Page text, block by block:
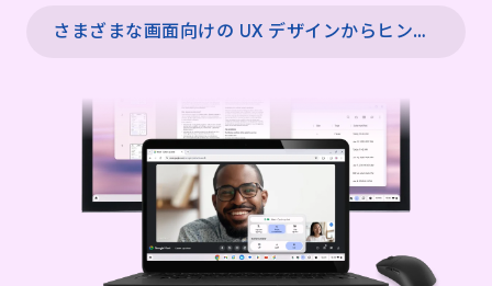
さまざまな画面向けの UX デザインからヒントを得る →